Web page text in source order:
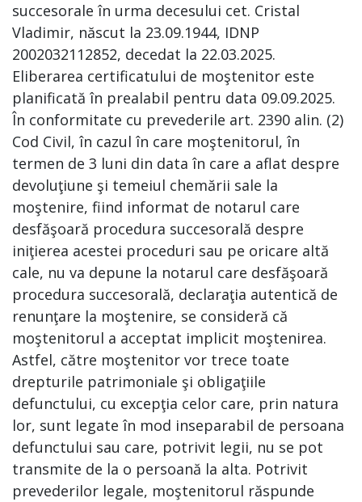
succesorale în urma decesului cet. Cristal
Vladimir, născut la 23.09.1944, IDNP
2002032112852, decedat la 22.03.2025.
Eliberarea certificatului de moştenitor este
planificată în prealabil pentru data 09.09.2025.
În conformitate cu prevederile art. 2390 alin. (2)
Cod Civil, în cazul în care moştenitorul, în
termen de 3 luni din data în care a aflat despre
devoluţiune şi temeiul chemării sale la
moştenire, fiind informat de notarul care
desfăşoară procedura succesorală despre
iniţierea acestei proceduri sau pe oricare altă
cale, nu va depune la notarul care desfăşoară
procedura succesorală, declaraţia autentică de
renunţare la moştenire, se consideră că
moştenitorul a acceptat implicit moştenirea.
Astfel, către moştenitor vor trece toate
drepturile patrimoniale şi obligaţiile
defunctului, cu excepţia celor care, prin natura
lor, sunt legate în mod inseparabil de persoana
defunctului sau care, potrivit legii, nu se pot
transmite de la o persoană la alta. Potrivit
prevederilor legale, moştenitorul răspunde